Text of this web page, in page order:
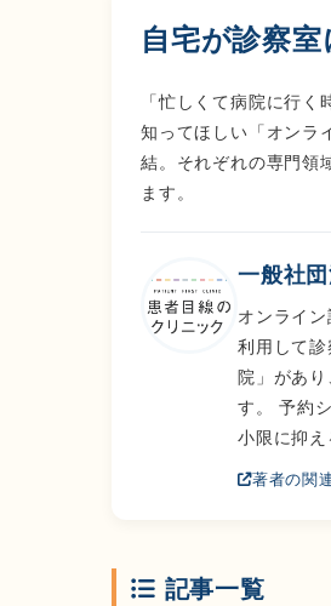
自宅が診察
「忙しくて病院に行
知ってほしい「オンラ
結。それぞれの専門領
ます。
一般社
オンライ
利用して
院」があ
す。 予約
小限に抑え
著者の関
記事一覧